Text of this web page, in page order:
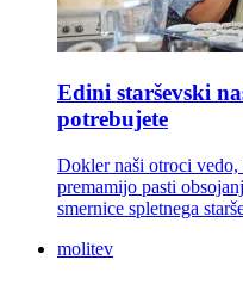
Edini starševski
potrebujete
Dokler naši otroci
premamijo pasti
smernice spletnega
molitev